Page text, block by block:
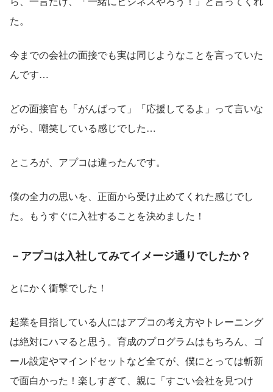
た。
今までの会社の面接でも実は同じようなことを言っていた
んです…
どの面接官も「がんばって」「応援してるよ」って言いな
がら、嘲笑している感じでした…
ところが、アプコは違ったんです。
僕の全力の思いを、正面から受け止めてくれた感じでし
た。もうすぐに入社することを決めました！
－アプコは入社してみてイメージ通りでしたか？
とにかく衝撃でした！
起業を目指している人にはアプコの考え方やトレーニング
は絶対にハマると思う。育成のプログラムはもちろん、ゴ
ール設定やマインドセットなど全てが、僕にとっては斬新
で面白かった！楽しすぎて、親に「すごい会社を見つけ